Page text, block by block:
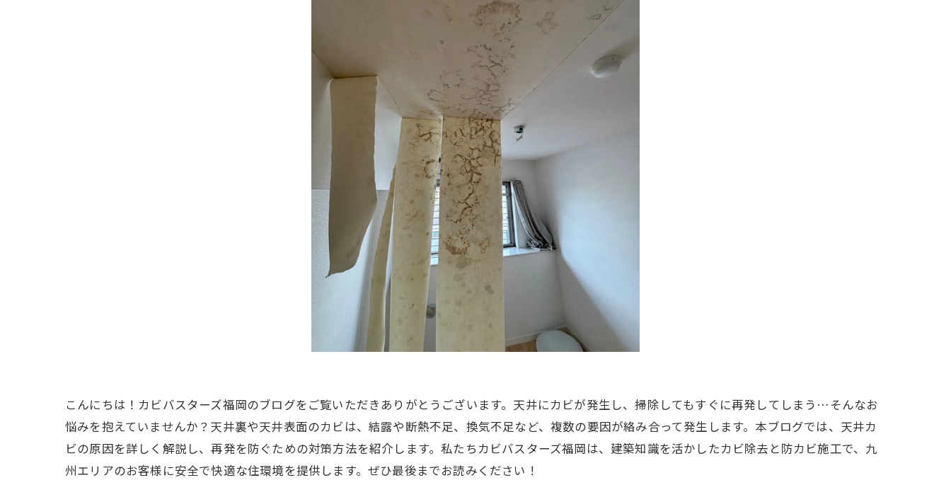
こんにちは！カビバスターズ福岡のブログをご覧いただきありがとうございます。天井にカビが発生し、掃除してもすぐに再発してしまう…そんなお
悩みを抱えていませんか？天井裏や天井表面のカビは、結露や断熱不足、換気不足など、複数の要因が絡み合って発生します。本ブログでは、天井カ
ビの原因を詳しく解説し、再発を防ぐための対策方法を紹介します。私たちカビバスターズ福岡は、建築知識を活かしたカビ除去と防カビ施工で、九
州エリアのお客様に安全で快適な住環境を提供します。ぜひ最後までお読みください！